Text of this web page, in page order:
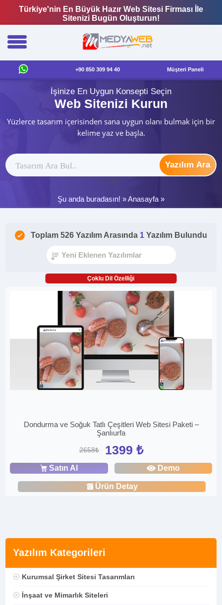
Türkiye'nin En Büyük Hazır Web Sitesi Firması İle
Sitenizi Bugün Oluşturun!
+90 850 309 94 40 Müşteri Paneli
İşinize En Uygun Konsepti Seçin
Web Sitenizi Kurun
Yüzlerce tasarım içerisinden sana uygun olanı bulmak için bir
kelime yaz ve başla.
Yazılım Ara
ytag
Şu anda buradasın! »Anasayfa »
Yazılım Kategorileri
Kurumsal Şirket Sitesi Tasarımları
İnşaat ve Mimarlık Siteleri
Toplam 526 Yazılım Arasında 1 Yazılım Bulundu
Çoklu Dil Özelliği
Dondurma ve Soğuk Tatlı Çeşitleri Web Sitesi Paketi –
Şanlıurfa
2658₺ 1399 ₺
Satın Al Demo
Ürün Detay